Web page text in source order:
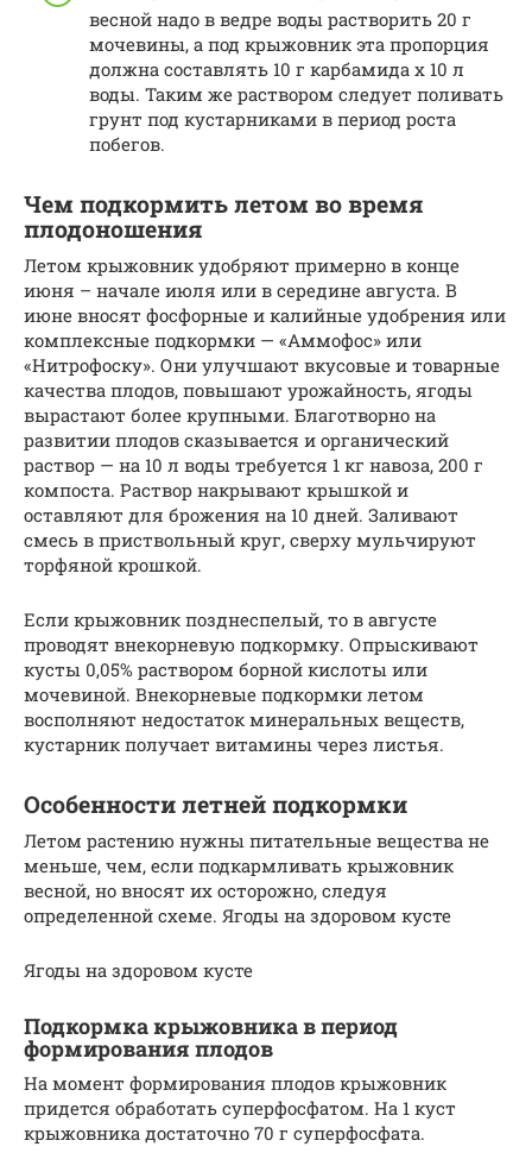
весной надо в ведре воды растворить 20 г
мочевины, а под крыжовник эта пропорция
должна составлять 10 г карбамида х 10 л
воды. Таким же раствором следует поливать
грунт под кустарниками в период роста
побегов.
Чем подкормить летом во время
плодоношения
Летом крыжовник удобряют примерно в конце
июня – начале июля или в середине августа. В
июне вносят фосфорные и калийные удобрения или
комплексные подкормки — «Аммофос» или
«Нитрофоску». Они улучшают вкусовые и товарные
качества плодов, повышают урожайность, ягоды
вырастают более крупными. Благотворно на
развитии плодов сказывается и органический
раствор — на 10 л воды требуется 1 кг навоза, 200 г
компоста. Раствор накрывают крышкой и
оставляют для брожения на 10 дней. Заливают
смесь в приствольный круг, сверху мульчируют
торфяной крошкой.
Если крыжовник позднеспелый, то в августе
проводят внекорневую подкормку. Опрыскивают
кусты 0,05% раствором борной кислоты или
мочевиной. Внекорневые подкормки летом
восполняют недостаток минеральных веществ,
кустарник получает витамины через листья.
Особенности летней подкормки
Летом растению нужны питательные вещества не
меньше, чем, если подкармливать крыжовник
весной, но вносят их осторожно, следуя
определенной схеме. Ягоды на здоровом кусте
Ягоды на здоровом кусте
Подкормка крыжовника в период
формирования плодов
На момент формирования плодов крыжовник
придется обработать суперфосфатом. На 1 куст
крыжовника достаточно 70 г суперфосфата.